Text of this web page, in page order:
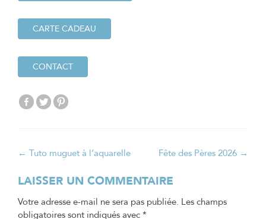
CARTE CADEAU
CONTACT
Navigation
de
l’article
← Tuto muguet à l’aquarelle Fête des Pères 2026 →
LAISSER UN COMMENTAIRE
Votre adresse e-mail ne sera pas publiée. Les champs
obligatoires sont indiqués avec *